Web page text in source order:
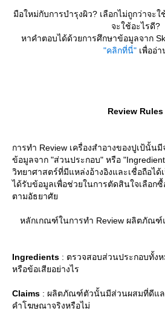
มือใหม่กับการบำรุงผิว? เลือกไม่ถูกว่าจ
จะใช้อะไรดี?
หาคำตอบได้ด้วยการศึกษาข้อมูลจาก
"คลิกที่นี่"เพื่ออ่า
Review Rules
การทำ Review เครื่องสำอางของปูเป้นั้น
ข้อมูลจาก "ส่วนประกอบ" หรือ
วิทยาศาสตร์ที่มีแหล่งอ้างอิงและเชื่อถือไ
ได้รับข้อมูลเพื่อช่วยในการตัดสินใจเลือก
ตามอัธยาศั
หลักเกณฑ์ในการทำ Review ผลิตภัณ
Ingredients : ตรวจสอบส่วนประกอบทั้
หรือข้อเสียอย่างไร
Claims : ผลิตภัณฑ์ตัวนั้นมีส่วนผสมที่ดีแล
คำโฆษณาจริงหรือไม่